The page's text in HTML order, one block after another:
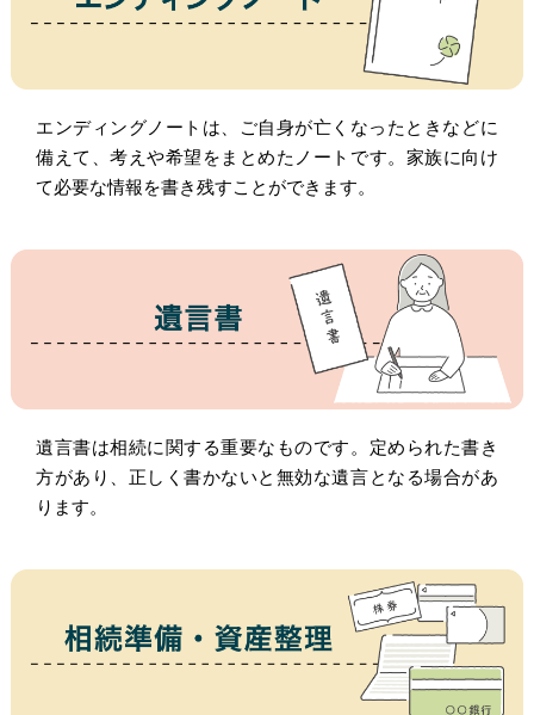
エンディングノートは、ご自身が亡くなったときなど​に
備えて、考えや希望をまとめたノートです。家族に向け
て必要な情報を書き残すことができます。
遺言書は相続に関する重要なものです。定められた書き
方があり、正しく書かないと無効な遺言となる場合があ
ります。